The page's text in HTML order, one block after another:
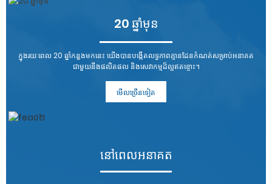
20 ឆ្នាំមុន
ក្នុងរយៈពេល 20 ឆ្នាំកន្លងមកនេះ យើងបានបង្កើតលទ្ធភាពគ្មានដែនកំណត់សម្រាប់អនាគត
ជាមួយនឹងផលិតផល និងសេវាកម្មដ៏ល្អឥតខ្ចោះ។
មើលច្រើនទៀត
នៅពេលអនាគត